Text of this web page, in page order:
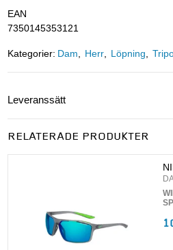
EAN
7350145353121
Kategorier: Dam Herr Löpning
Leveranssätt
Ange postnummer för att se
RELATERADE PRODUKTER